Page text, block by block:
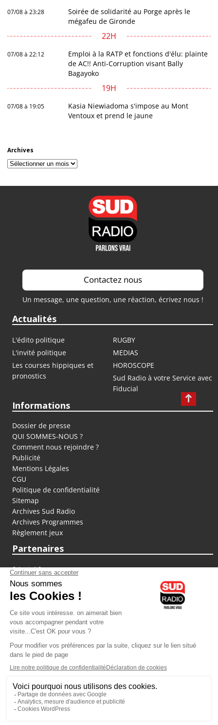
07/08 à 23:28
Soirée de solidarité au Porge après le
mégafeu de Gironde
22H
07/08 à 22:12
Emploi à la RATP et fonctions d'élu: plainte
de AC!! Anti-Corruption visant Bally
Bagayoko
19H
07/08 à 19:05
Kasia Niewiadoma s'impose au Mont
Ventoux et prend le jaune
Archives
Archives
Contactez nous
Un message, une question, une réaction, écrivez nous !
Actualités
L'édito politique
RUGBY
L'invité politique
MEDIAS
Les courses hippiques et
pronostics
HOROSCOPE
Sud Radio à votre Service avec
Fiducial
Informations
Dossier de presse
QUI SOMMES-NOUS ?
Comment nous rejoindre ?
Publicité
Mentions Légales
CGU
Politique de confidentialité
Sitemap
Archives Sud Radio
Archives Programmes
Règlement jeux
Partenaires
fiducial.fr
lyoncapitale.fr
olympique-et-lyonnais.com
L'application Iphone / Android
Téléchargez l'application
Les cookies
Gestion des cookies
Crédit photos : ©Sud Radio / Pierre Olivier